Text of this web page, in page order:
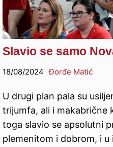
Slavio se samo
18/08/2024 Đorđe Matić
U drugi plan pala su
trijumfa, ali i makabrične
toga slavio se apsolutni
plemenitom i dobrom, i u